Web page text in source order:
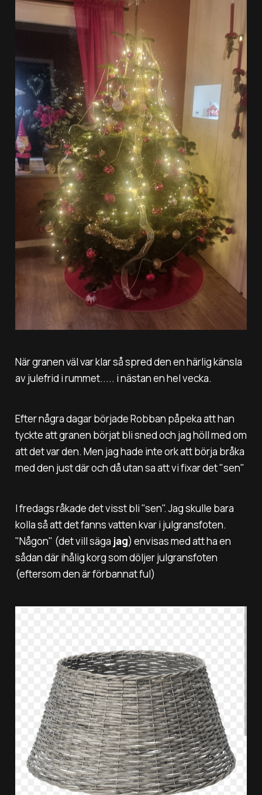
När granen väl var klar så spred den en härlig känsla
av julefrid i rummet..... i nästan en hel vecka.
Efter några dagar började Robban påpeka att han
tyckte att granen börjat bli sned och jag höll med om
att det var den. Men jag hade inte ork att börja bråka
med den just där och då utan sa att vi fixar det "sen"
I fredags råkade det visst bli "sen". Jag skulle bara
kolla så att det fanns vatten kvar i julgransfoten.
"Någon" (det vill säga jag) envisas med att ha en
sådan där ihålig korg som döljer julgransfoten
(eftersom den är förbannat ful)